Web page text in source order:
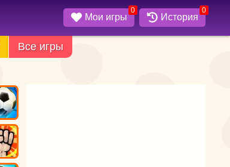
Мои игры
0
История
0
Все игры